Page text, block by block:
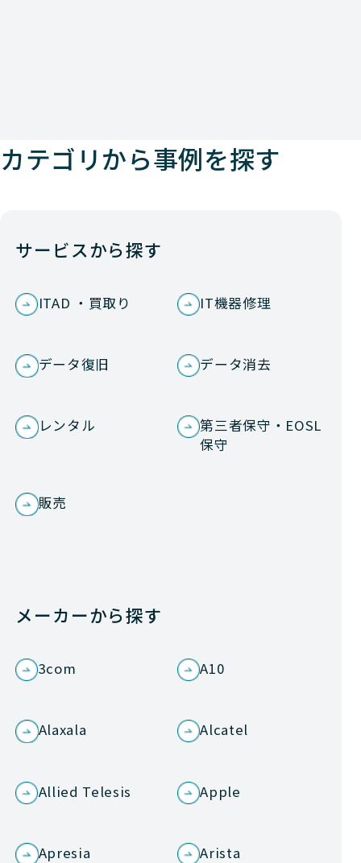
カテゴリから事例を探す
サービスから探す
ITAD ・買取り IT機器修理
データ復旧 データ消去
レンタル
第三者保守・EOSL
保守
販売
メーカーから探す
3com A10
Alaxala Alcatel
Allied Telesis Apple
Apresia Arista